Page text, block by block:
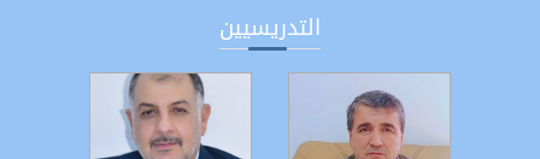
التدريسيين